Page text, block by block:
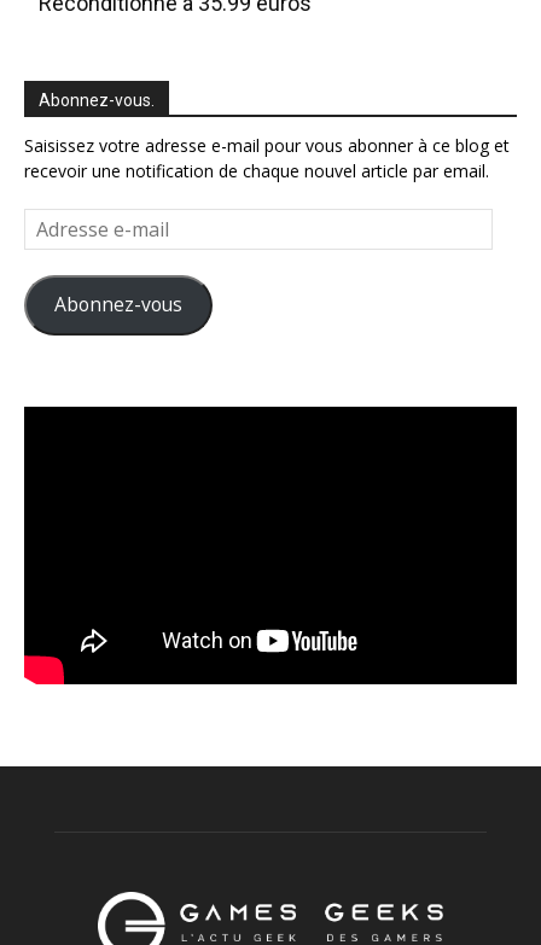
Abonnez-vous.
Saisissez votre adresse e-mail pour vous abonner à ce blog et
recevoir une notification de chaque nouvel article par email.
Adresse
e-
mail
Abonnez-vous